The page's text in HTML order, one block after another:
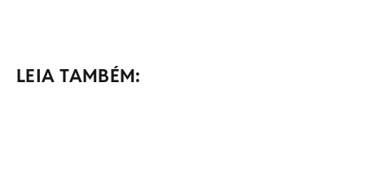
LEIA TAMBÉM: